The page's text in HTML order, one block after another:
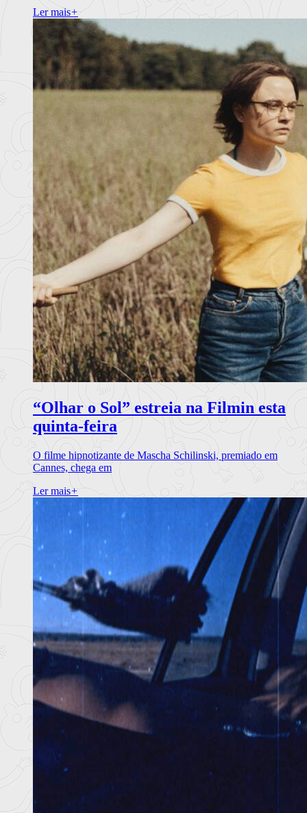
Ler mais+
“Olhar o Sol” estreia na Filmin esta
quinta-feira
O filme hipnotizante de Mascha Schilinski, premiado em
Cannes, chega em
Ler mais+